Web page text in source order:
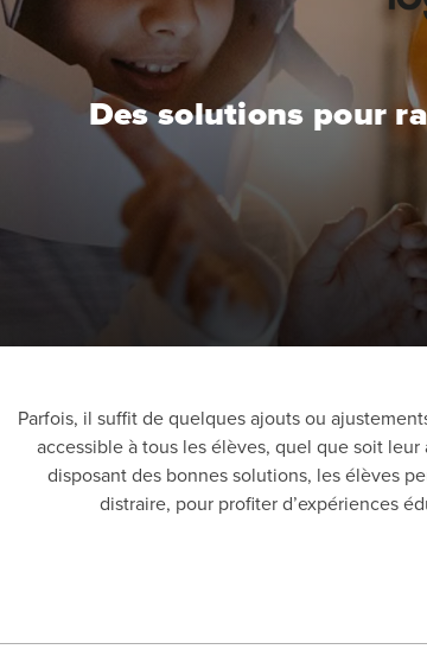
Des solutions pour
Parfois, il suffit de quelques ajouts ou
accessible à tous les élèves, quel que soit
disposant des bonnes solutions, les élèves
distraire, pour profiter d’expériences